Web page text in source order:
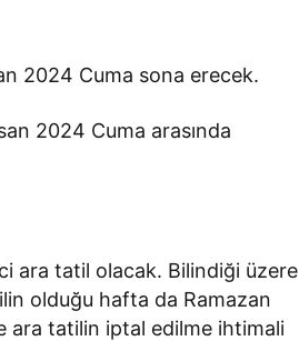
2024 Cuma sona erecek.
2024 Cuma arasında
ara tatil olacak. Bilindiği üzere
olduğu hafta da Ramazan
ara tatilin iptal edilme ihtimali